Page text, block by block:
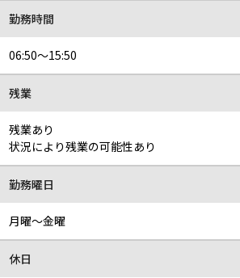
勤務時間
06:50～15:50
残業
残業あり
状況により残業の可能性あり
勤務曜日
月曜～金曜
休日